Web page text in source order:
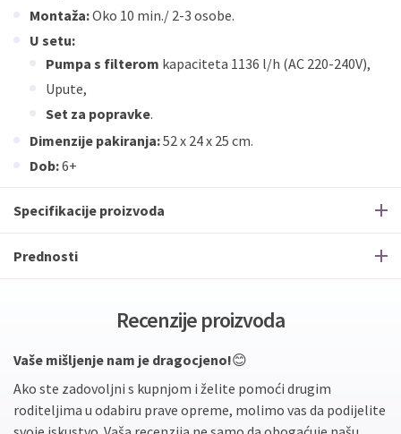
Montaža:Oko 10 min./ 2-3 osobe.
U setu:
Pumpa s filterom kapaciteta 1136 l/h (AC 220-240V),
Upute,
Set za popravke.
Dimenzije pakiranja:52 x 24 x 25 cm.
Dob:6+
Specifikacije proizvoda
Prednosti
Recenzije proizvoda
Vaše mišljenje nam je dragocjeno!😊
Ako ste zadovoljni s kupnjom i želite pomoći drugim
roditeljima u odabiru prave opreme, molimo vas da podijelite